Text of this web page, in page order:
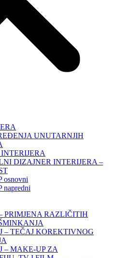
UNUTARNJIH
DIZAJNER INTERIJERA –
osnovni
napredni
PRIMJENA RAZLIČITIH
– TEČAJ KOREKTIVNOG
– MAKE-UP ZA